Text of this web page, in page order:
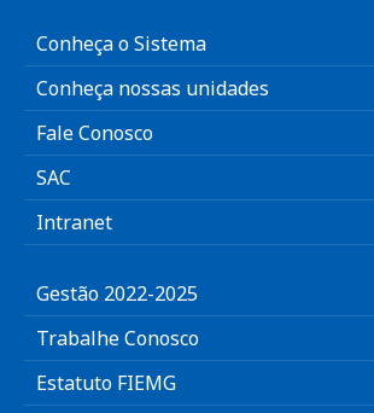
Conheça o Sistema
Conheça nossas unidades
Fale Conosco
SAC
Intranet
Gestão 2022-2025
Trabalhe Conosco
Estatuto FIEMG